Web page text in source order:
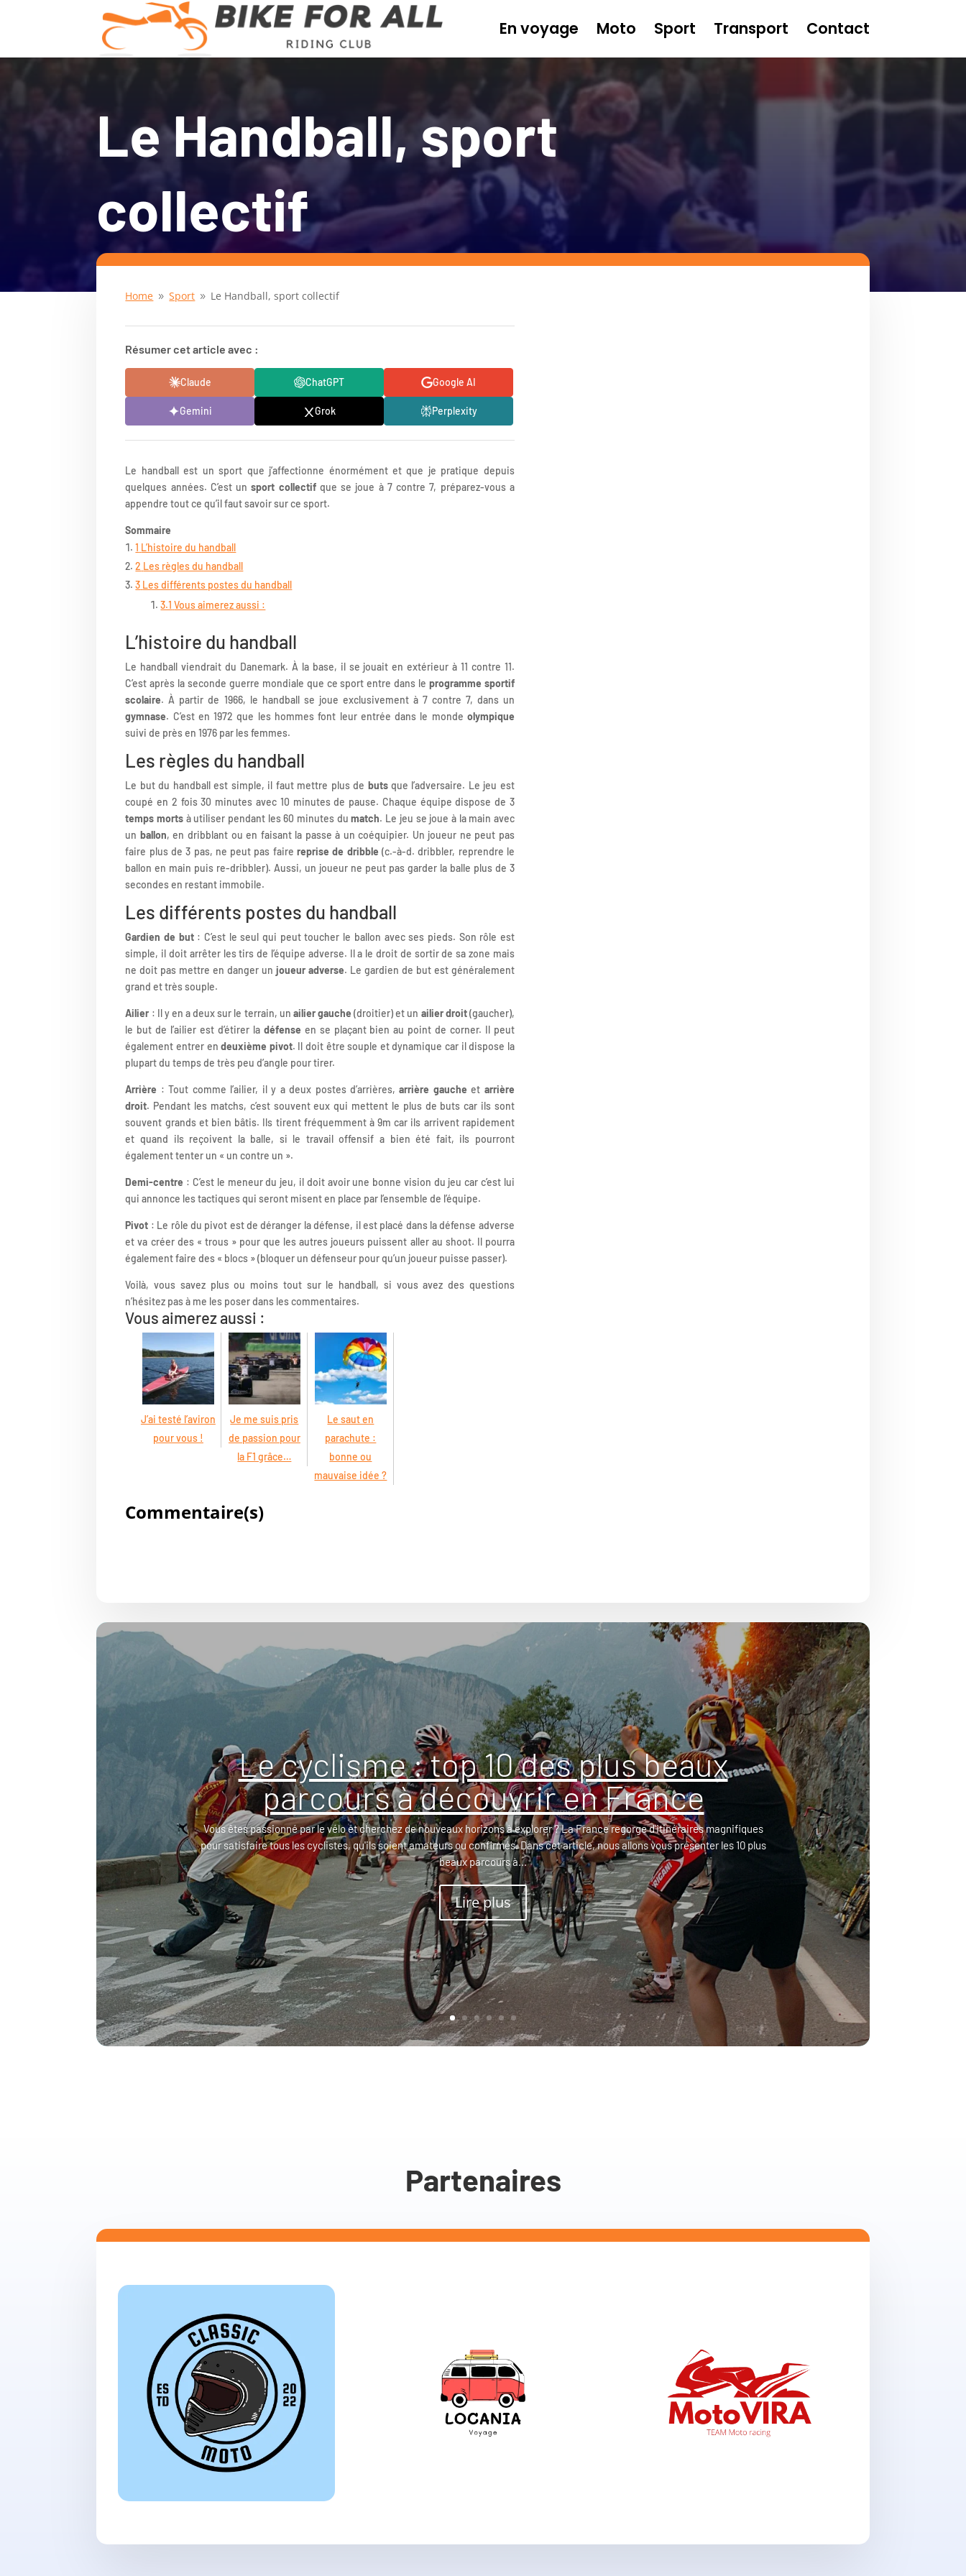
En voyage Moto Sport Transport Contact
Le Handball, sport
collectif
Home 9 Sport 9 Le Handball, sport collectif
Résumer cet article avec :
Claude ChatGPT Google AI
Gemini Grok Perplexity
Le handball est un sport que j’affectionne énormément et que je pratique depuis
quelques années. C’est unsport collectifque se joue à 7 contre 7, préparez-vous a
appendre tout ce qu’il faut savoir sur ce sport.
Sommaire
1 L’histoire du handball
2 Les règles du handball
3 Les différents postes du handball
3.1 Vous aimerez aussi :
L’histoire du handball
Le handball viendrait du Danemark. À la base, il se jouait en extérieur à 11 contre 11.
C’est après la seconde guerre mondiale que ce sport entre dans le programme sportif
scolaire. À partir de 1966, le handball se joue exclusivement à 7 contre 7, dans un
gymnase. C’est en 1972 que les hommes font leur entrée dans le monde olympique
suivi de près en 1976 par les femmes.
Les règles du handball
Le but du handball est simple, il faut mettre plus de butsque l’adversaire. Le jeu est
coupé en 2 fois 30 minutes avec 10 minutes de pause. Chaque équipe dispose de 3
temps morts à utiliser pendant les 60 minutes dumatch. Le jeu se joue à la main avec
un ballon, en dribblant ou en faisant la passe à un coéquipier. Un joueur ne peut pas
faire plus de 3 pas, ne peut pas fairereprise de dribble (c.-à-d. dribbler, reprendre le
ballon en main puis re-dribbler). Aussi, un joueur ne peut pas garder la balle plus de 3
secondes en restant immobile.
Les différents postes du handball
Gardien de but: C’est le seul qui peut toucher le ballon avec ses pieds. Son rôle est
simple, il doit arrêter les tirs de l’équipe adverse. Il a le droit de sortir de sa zone mais
ne doit pas mettre en danger unjoueur adverse. Le gardien de but est généralement
grand et très souple.
Ailier : Il y en a deux sur le terrain, un ailier gauche (droitier) et un ailier droit(gaucher),
le but de l’ailier est d’étirer la défense en se plaçant bien au point de corner. Il peut
également entrer endeuxième pivot. Il doit être souple et dynamique car il dispose la
plupart du temps de très peu d’angle pour tirer.
Arrière : Tout comme l’ailier, il y a deux postes d’arrières,arrière gauche et arrière
droit. Pendant les matchs, c’est souvent eux qui mettent le plus de buts car ils sont
souvent grands et bien bâtis. Ils tirent fréquemment à 9m car ils arrivent rapidement
et quand ils reçoivent la balle, si le travail offensif a bien été fait, ils pourront
également tenter un « un contre un ».
Demi-centre : C’est le meneur du jeu, il doit avoir une bonne vision du jeu car c’est lui
qui annonce les tactiques qui seront misent en place par l’ensemble de l’équipe.
Pivot : Le rôle du pivot est de déranger la défense, il est placé dans la défense adverse
et va créer des « trous » pour que les autres joueurs puissent aller au shoot. Il pourra
également faire des « blocs » (bloquer un défenseur pour qu’un joueur puisse passer).
Voilà, vous savez plus ou moins tout sur le handball, si vous avez des questions
n’hésitez pas à me les poser dans les commentaires.
Vous aimerez aussi :
J’ai testé l’aviron
pour vous !
Je me suis pris
de passion pour
la F1 grâce…
Le saut en
parachute :
bonne ou
mauvaise idée ?
Commentaire(s)
Le cyclisme : top 10 des plus beaux
parcours à découvrir en France
Vous êtes passionné par le vélo et cherchez de nouveaux horizons à explorer ? La France regorge d'itinéraires magnifiques
pour satisfaire tous les cyclistes, qu'ils soient amateurs ou confirmés. Dans cet article, nous allons vous présenter les 10 plus
beaux parcours à...
Lire plus
Partenaires